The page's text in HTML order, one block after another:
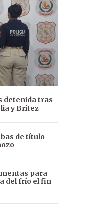
detenida tras
y Brítez
de título
para
del frío el fin